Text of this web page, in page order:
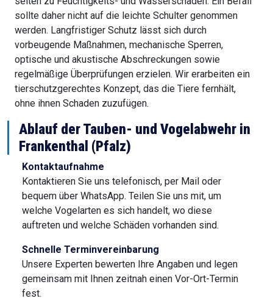
sollte daher nicht auf die leichte Schulter genommen
werden. Langfristiger Schutz lässt sich durch
vorbeugende Maßnahmen, mechanische Sperren,
optische und akustische Abschreckungen sowie
regelmäßige Überprüfungen erzielen. Wir erarbeiten ein
tierschutzgerechtes Konzept, das die Tiere fernhält,
ohne ihnen Schaden zuzufügen.
Ablauf der Tauben- und Vogelabwehr in
Frankenthal (Pfalz)
Kontaktaufnahme
Kontaktieren Sie uns telefonisch, per Mail oder
bequem über WhatsApp. Teilen Sie uns mit, um
welche Vogelarten es sich handelt, wo diese
auftreten und welche Schäden vorhanden sind.
Schnelle Terminvereinbarung
Unsere Experten bewerten Ihre Angaben und legen
gemeinsam mit Ihnen zeitnah einen Vor-Ort-Termin
fest.